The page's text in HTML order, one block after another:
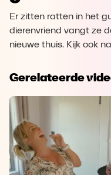
Er zitten ratten in het
dierenvriend vangt ze
nieuwe thuis. Kijk ook
Gerelateerde